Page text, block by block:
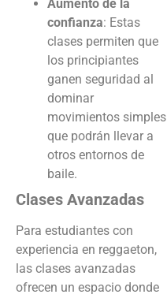
Aumento de la
confianza: Estas
clases permiten que
los principiantes
ganen seguridad al
dominar
movimientos simples
que podrán llevar a
otros entornos de
baile.
Clases Avanzadas
Para estudiantes con
experiencia en reggaeton,
las clases avanzadas
ofrecen un espacio donde